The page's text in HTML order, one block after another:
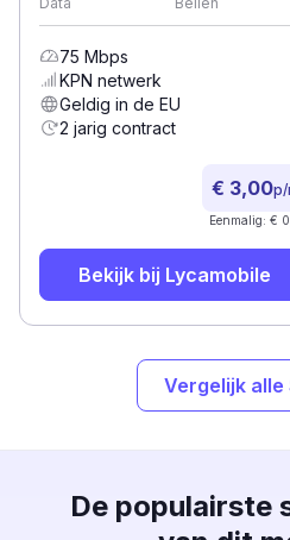
75 Mbps
KPN netwerk
Geldig in de EU
2 jarig contract
€ 3,00p/
Eenmalig: €
Bekijk bij Lycamobile
Vergelijk alle
De populairste